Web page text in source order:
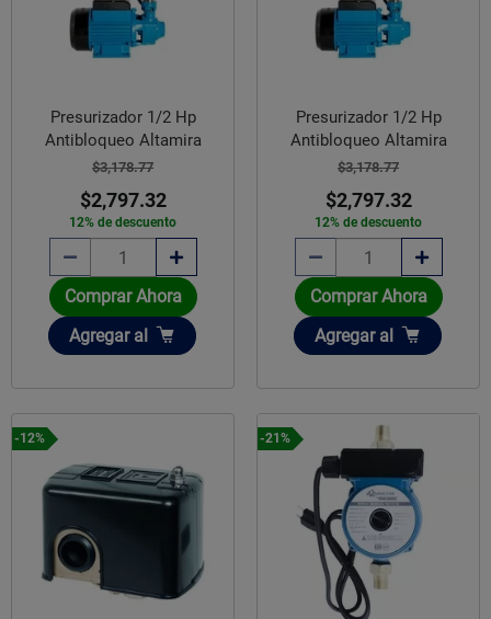
Presurizador 1/2 Hp
Antibloqueo Altamira
$3,178.77
$2,797.32
12% de descuento
Comprar Ahora
Añadir
Agregar al
Presurizador 1/2 Hp
Antibloqueo Altamira
$3,178.77
$2,797.32
12% de descuento
Comprar Ahora
Añadir
Agregar al
-12% -21%